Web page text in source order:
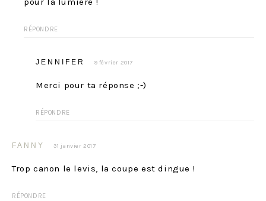
RÉPONDRE
JENNIFER 9 février 2017
Merci pour ta réponse ;-)
RÉPONDRE
FANNY 31 janvier 2017
Trop canon le levis, la coupe est dingue !
RÉPONDRE